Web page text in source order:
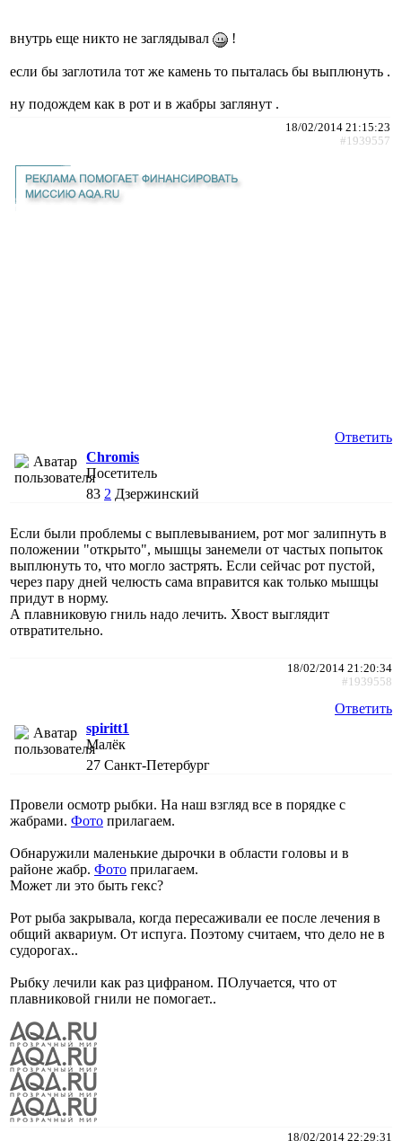
внутрь еще никто не заглядывал !
если бы заглотила тот же камень то пыталась бы выплюнуть .
ну подождем как в рот и в жабры заглянут .
18/02/2014 21:15:23
#1939557
Ответить
Chromis
Посетитель
83 2 Дзержинский
Если были проблемы с выплевыванием, рот мог залипнуть в
положении "открыто", мышцы занемели от частых попыток
выплюнуть то, что могло застрять. Если сейчас рот пустой,
через пару дней челюсть сама вправится как только мышцы
придут в норму.
А плавниковую гниль надо лечить. Хвост выглядит
отвратительно.
18/02/2014 21:20:34
#1939558
Ответить
spiritt1
Малёк
27 Санкт-Петербург
Провели осмотр рыбки. На наш взгляд все в порядке с
жабрами. Фото прилагаем.
Обнаружили маленькие дырочки в области головы и в
районе жабр. Фото прилагаем.
Может ли это быть гекс?
Рот рыба закрывала, когда пересаживали ее после лечения в
общий аквариум. От испуга. Поэтому считаем, что дело не в
судорогах..
Рыбку лечили как раз цифраном. ПОлучается, что от
плавниковой гнили не помогает..
18/02/2014 22:29:31